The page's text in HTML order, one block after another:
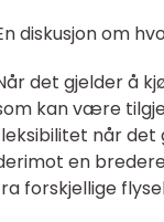
diskusjon om
det gjelder å
kan være
når det
en
forskjellige